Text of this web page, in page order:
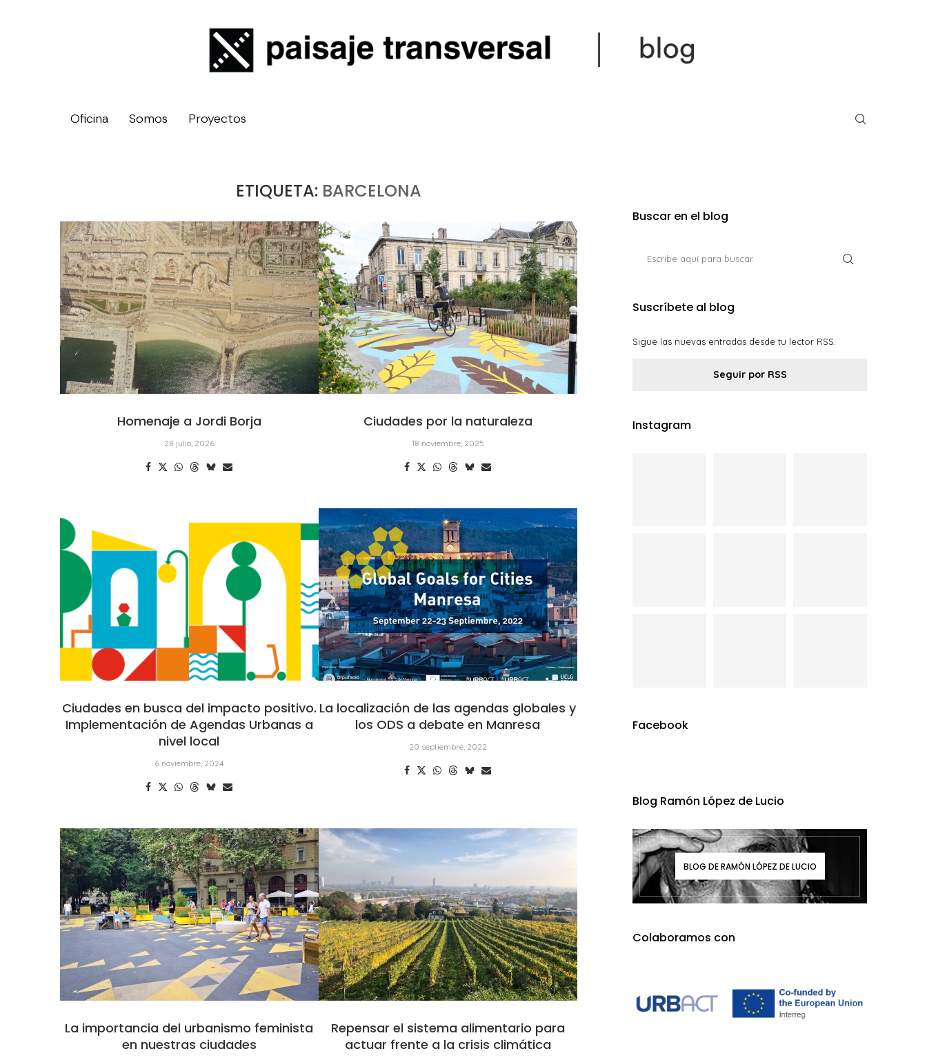
Oficina Somos Proyectos
ETIQUETA: BARCELONA
Homenaje a Jordi Borja
28 julio, 2026
Ciudades por la naturaleza
18 noviembre, 2025
Ciudades en busca del impacto positivo.
Implementación de Agendas Urbanas a
nivel local
6 noviembre, 2024
La localización de las agendas globales y
los ODS a debate en Manresa
20 septiembre, 2022
La importancia del urbanismo feminista
en nuestras ciudades
Repensar el sistema alimentario para
actuar frente a la crisis climática
Buscar en el blog
Suscríbete al blog
Sigue las nuevas entradas desde tu lector RSS.
Seguir por RSS
Instagram
Facebook
Blog Ramón López de Lucio
BLOG DE RAMÓN LÓPEZ DE LUCIO
Colaboramos con